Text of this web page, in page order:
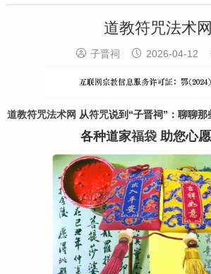
道教符咒法术网
 子晋祠  2026-04-12
道教符咒法术网 从符咒说到“子晋祠”：聊聊
各种道家福袋助您心